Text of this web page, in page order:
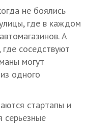
не боялись
где в каждом
А
соседствуют
могут
одного
стартапы и
серьезные